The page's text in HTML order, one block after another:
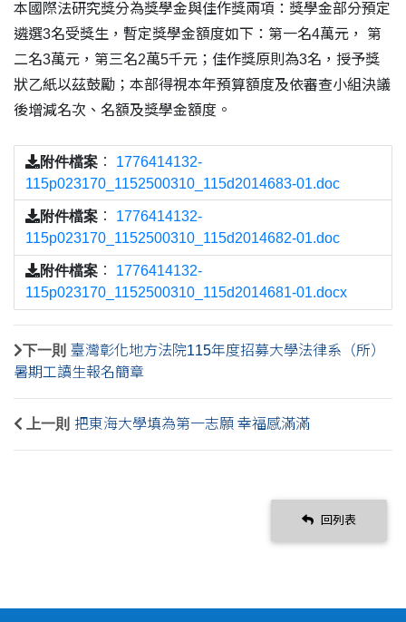
本國際法研究獎分為獎學金與佳作獎兩項：獎學金部分預定
遴選3名受獎生，暫定獎學金額度如下：第一名4萬元， 第
二名3萬元，第三名2萬5千元；佳作獎原則為3名，授予獎
狀乙紙以茲鼓勵；本部得視本年預算額度及依審查小組決議
後增減名次、名額及獎學金額度。
附件檔案 ： 1776414132-
115p023170_1152500310_115d2014683-01.doc
附件檔案 ： 1776414132-
115p023170_1152500310_115d2014682-01.doc
附件檔案 ： 1776414132-
115p023170_1152500310_115d2014681-01.docx
下一則 臺灣彰化地方法院115年度招募大學法律系（所）
暑期工讀生報名簡章
上一則 把東海大學填為第一志願 幸福感滿滿
回列表